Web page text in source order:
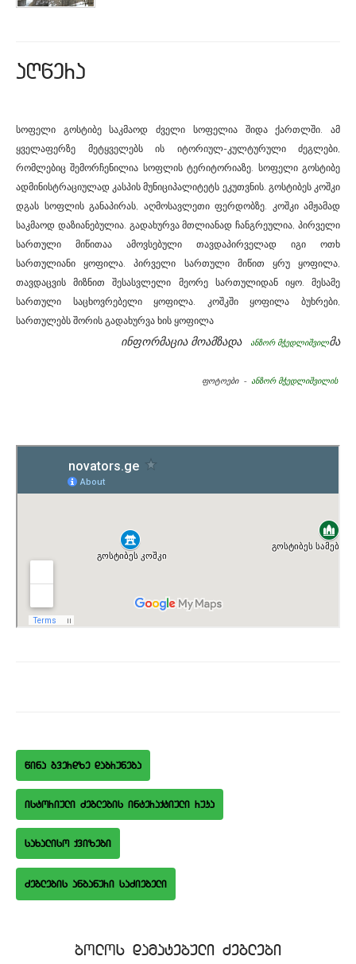
aRwera
სოფელი გოსტიბე საკმაოდ ძველი სოფელია შიდა ქართლში. ამ
ყველაფერზე მეტყველებს ის იტორიულ-კულტურული ძეგლები,
რომლებიც შემორჩენილია სოფლის ტერიტორიაზე. სოფელი გოსტიბე
ადმინისტრაციულად კასპის მუნიციპალიტეტს ეკუთვნის. გოსტიბეს კოშკი
დგას სოფლის განაპირას, აღმოსავლეთი ფერდობზე. კოშკი ამჟამად
საკმაოდ დაზიანებულია. გადახურვა მთლიანად ჩანგრეულია, პირველი
სართული მიწითაა ამოვსებული თავდაპირველად იგი ოთხ
სართულიანი ყოფილა. პირველი სართული მიწით ყრუ ყოფილა,
თავდაცვის მიზნით შესასვლელი მეორე სართულიდან იყო. მესამე
სართული საცხოვრებელი ყოფილა. კოშკში ყოფილა ბუხრები,
სართულებს შორის გადახურვა ხის ყოფილა
ინფორმაცია მოამზადა ანზორ მჭედლიშვილმა
ფოტოები - ანზორ მჭედლიშვილის
wina gverdze dabruneba
istoriuli Zeglebis interaqtiuli ruka
saxaliso qvizebi
bolos damatebuli Zeglebi